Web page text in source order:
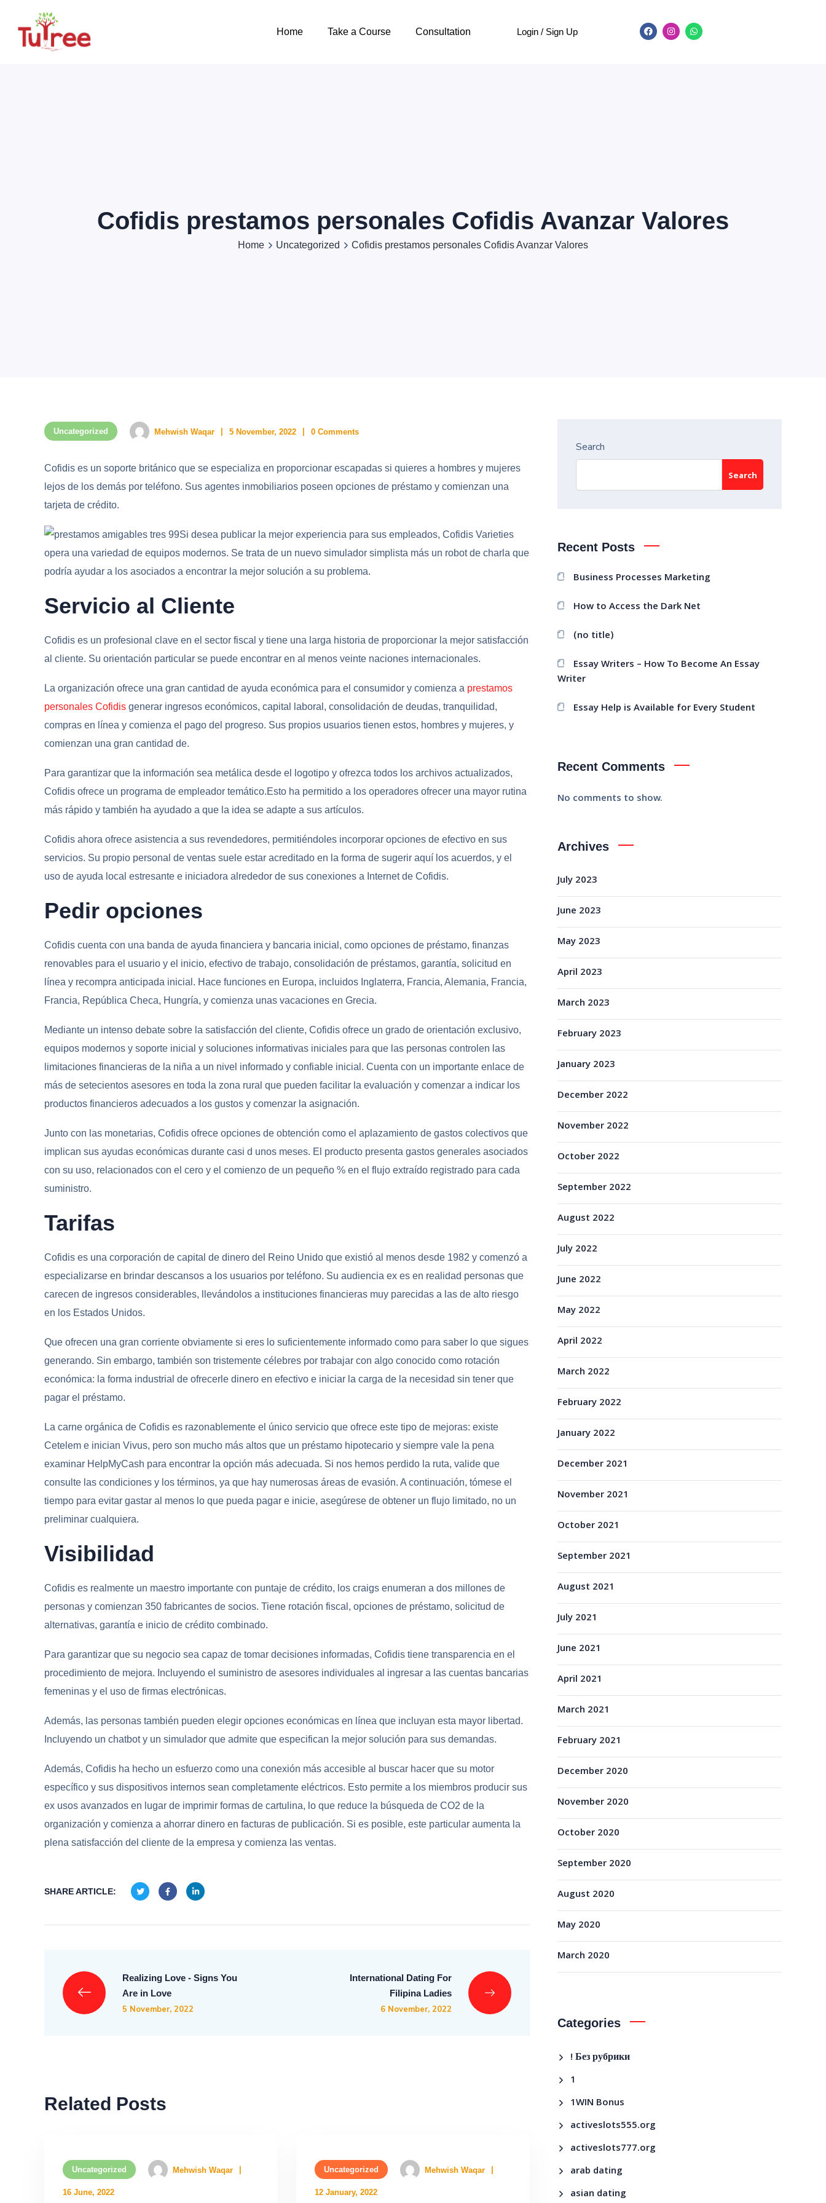
Home Take a Course Consultation Login / Sign Up
Cofidis prestamos personales Cofidis Avanzar Valores
Home Uncategorized Cofidis prestamos personales Cofidis Avanzar Valores
Uncategorized Mehwish Waqar 5 November, 2022 0 Comments
Cofidis es un soporte británico que se especializa en proporcionar escapadas si quieres a hombres y mujeres
lejos de los demás por teléfono. Sus agentes inmobiliarios poseen opciones de préstamo y comienzan una
tarjeta de crédito.
Si desea publicar la mejor experiencia para sus empleados, Cofidis Varieties
opera una variedad de equipos modernos. Se trata de un nuevo simulador simplista más un robot de charla que
podría ayudar a los asociados a encontrar la mejor solución a su problema.
Servicio al Cliente
Cofidis es un profesional clave en el sector fiscal y tiene una larga historia de proporcionar la mejor satisfacción
al cliente. Su orientación particular se puede encontrar en al menos veinte naciones internacionales.
La organización ofrece una gran cantidad de ayuda económica para el consumidor y comienza a prestamos
personales Cofidis generar ingresos económicos, capital laboral, consolidación de deudas, tranquilidad,
compras en línea y comienza el pago del progreso. Sus propios usuarios tienen estos, hombres y mujeres, y
comienzan una gran cantidad de.
Para garantizar que la información sea metálica desde el logotipo y ofrezca todos los archivos actualizados,
Cofidis ofrece un programa de empleador temático.Esto ha permitido a los operadores ofrecer una mayor rutina
más rápido y también ha ayudado a que la idea se adapte a sus artículos.
Cofidis ahora ofrece asistencia a sus revendedores, permitiéndoles incorporar opciones de efectivo en sus
servicios. Su propio personal de ventas suele estar acreditado en la forma de sugerir aquí los acuerdos, y el
uso de ayuda local estresante e iniciadora alrededor de sus conexiones a Internet de Cofidis.
Pedir opciones
Cofidis cuenta con una banda de ayuda financiera y bancaria inicial, como opciones de préstamo, finanzas
renovables para el usuario y el inicio, efectivo de trabajo, consolidación de préstamos, garantía, solicitud en
línea y recompra anticipada inicial. Hace funciones en Europa, incluidos Inglaterra, Francia, Alemania, Francia,
Francia, República Checa, Hungría, y comienza unas vacaciones en Grecia.
Mediante un intenso debate sobre la satisfacción del cliente, Cofidis ofrece un grado de orientación exclusivo,
equipos modernos y soporte inicial y soluciones informativas iniciales para que las personas controlen las
limitaciones financieras de la niña a un nivel informado y confiable inicial. Cuenta con un importante enlace de
más de setecientos asesores en toda la zona rural que pueden facilitar la evaluación y comenzar a indicar los
productos financieros adecuados a los gustos y comenzar la asignación.
Junto con las monetarias, Cofidis ofrece opciones de obtención como el aplazamiento de gastos colectivos que
implican sus ayudas económicas durante casi d unos meses. El producto presenta gastos generales asociados
con su uso, relacionados con el cero y el comienzo de un pequeño % en el flujo extraído registrado para cada
suministro.
Tarifas
Cofidis es una corporación de capital de dinero del Reino Unido que existió al menos desde 1982 y comenzó a
especializarse en brindar descansos a los usuarios por teléfono. Su audiencia ex es en realidad personas que
carecen de ingresos considerables, llevándolos a instituciones financieras muy parecidas a las de alto riesgo
en los Estados Unidos.
Que ofrecen una gran corriente obviamente si eres lo suficientemente informado como para saber lo que sigues
generando. Sin embargo, también son tristemente célebres por trabajar con algo conocido como rotación
económica: la forma industrial de ofrecerle dinero en efectivo e iniciar la carga de la necesidad sin tener que
pagar el préstamo.
La carne orgánica de Cofidis es razonablemente el único servicio que ofrece este tipo de mejoras: existe
Cetelem e inician Vivus, pero son mucho más altos que un préstamo hipotecario y siempre vale la pena
examinar HelpMyCash para encontrar la opción más adecuada. Si nos hemos perdido la ruta, valide que
consulte las condiciones y los términos, ya que hay numerosas áreas de evasión. A continuación, tómese el
tiempo para evitar gastar al menos lo que pueda pagar e inicie, asegúrese de obtener un flujo limitado, no un
preliminar cualquiera.
Visibilidad
Cofidis es realmente un maestro importante con puntaje de crédito, los craigs enumeran a dos millones de
personas y comienzan 350 fabricantes de socios. Tiene rotación fiscal, opciones de préstamo, solicitud de
alternativas, garantía e inicio de crédito combinado.
Para garantizar que su negocio sea capaz de tomar decisiones informadas, Cofidis tiene transparencia en el
procedimiento de mejora. Incluyendo el suministro de asesores individuales al ingresar a las cuentas bancarias
femeninas y el uso de firmas electrónicas.
Además, las personas también pueden elegir opciones económicas en línea que incluyan esta mayor libertad.
Incluyendo un chatbot y un simulador que admite que especifican la mejor solución para sus demandas.
Además, Cofidis ha hecho un esfuerzo como una conexión más accesible al buscar hacer que su motor
específico y sus dispositivos internos sean completamente eléctricos. Esto permite a los miembros producir sus
ex usos avanzados en lugar de imprimir formas de cartulina, lo que reduce la búsqueda de CO2 de la
organización y comienza a ahorrar dinero en facturas de publicación. Si es posible, este particular aumenta la
plena satisfacción del cliente de la empresa y comienza las ventas.
SHARE ARTICLE:
Realizing Love - Signs You
Are in Love
5 November, 2022
International Dating For
Filipina Ladies
6 November, 2022
Related Posts
Uncategorized Mehwish Waqar
16 June, 2022
Uncategorized Mehwish Waqar
12 January, 2022
Search
Search
Recent Posts
Business Processes Marketing
How to Access the Dark Net
(no title)
Essay Writers – How To Become An Essay
Writer
Essay Help is Available for Every Student
Recent Comments
No comments to show.
Archives
July 2023
June 2023
May 2023
April 2023
March 2023
February 2023
January 2023
December 2022
November 2022
October 2022
September 2022
August 2022
July 2022
June 2022
May 2022
April 2022
March 2022
February 2022
January 2022
December 2021
November 2021
October 2021
September 2021
August 2021
July 2021
June 2021
April 2021
March 2021
February 2021
December 2020
November 2020
October 2020
September 2020
August 2020
May 2020
March 2020
Categories
! Без рубрики
1
1WIN Bonus
activeslots555.org
activeslots777.org
arab dating
asian dating